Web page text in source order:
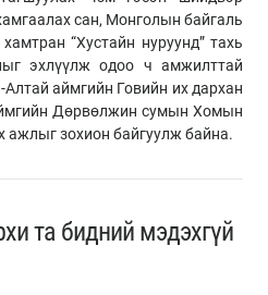
сан, Монголын байгаль
“Хустайн нуруунд” тахь
эхлүүлж одоо ч амжилттай
аймгийн Говийн их дархан
Дөрвөлжин сумын Хомын
ажлыг зохион байгуулж байна.
та бидний мэдэхгүй